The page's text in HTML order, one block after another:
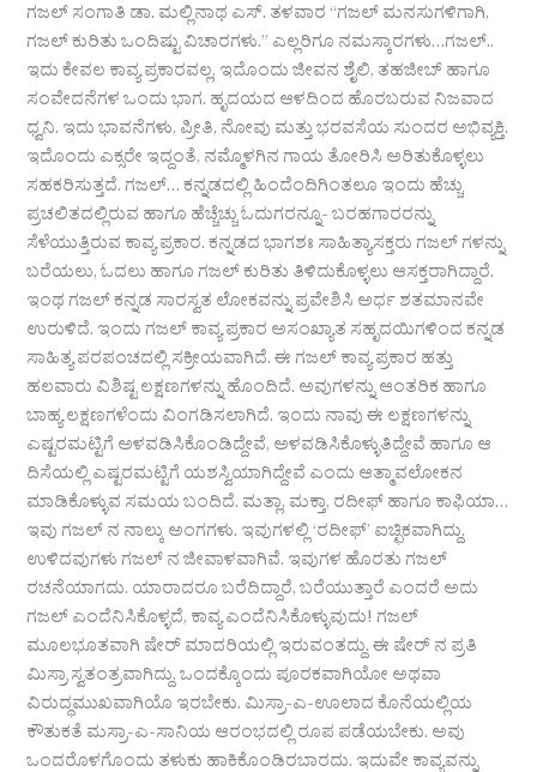
ಗಜಲ್‌ ಸಂಗಾತಿ ಡಾ. ಮಲ್ಲಿನಾಥ ಎಸ್. ತಳವಾರ “ಗಜಲ್ ಮನಸುಗಳಿಗಾಗಿ,
ಗಜಲ್ ಕುರಿತು ಒಂದಿಷ್ಟು ವಿಚಾರಗಳು.” ಎಲ್ಲರಿಗೂ ನಮಸ್ಕಾರಗಳು…ಗಜಲ್..
ಇದು ಕೇವಲ ಕಾವ್ಯ ಪ್ರಕಾರವಲ್ಲ, ಇದೊಂದು ಜೀವನ ಶೈಲಿ, ತಹಜೀಬ್ ಹಾಗೂ
ಸಂವೇದನೆಗಳ ಒಂದು ಭಾಗ. ಹೃದಯದ ಆಳದಿಂದ ಹೊರಬರುವ ನಿಜವಾದ
ಧ್ವನಿ. ಇದು ಭಾವನೆಗಳು, ಪ್ರೀತಿ, ನೋವು ಮತ್ತು ಭರವಸೆಯ ಸುಂದರ ಅಭಿವ್ಯಕ್ತಿ.
ಇದೊಂದು ಎಕ್ಸರೇ ಇದ್ದಂತೆ, ನಮ್ಮೊಳಗಿನ ಗಾಯ ತೋರಿಸಿ ಅರಿತುಕೊಳ್ಳಲು
ಸಹಕರಿಸುತ್ತದೆ. ಗಜಲ್… ಕನ್ನಡದಲ್ಲಿ ಹಿಂದೆಂದಿಗಿಂತಲೂ ಇಂದು ಹೆಚ್ಚು
ಪ್ರಚಲಿತದಲ್ಲಿರುವ ಹಾಗೂ ಹೆಚ್ಚೆಚ್ಚು ಓದುಗರನ್ನೂ- ಬರಹಗಾರರನ್ನು
ಸೆಳೆಯುತ್ತಿರುವ ಕಾವ್ಯ ಪ್ರಕಾರ. ಕನ್ನಡದ ಭಾಗಶಃ ಸಾಹಿತ್ಯಾಸಕ್ತರು ಗಜಲ್ ಗಳನ್ನು
ಬರೆಯಲು, ಓದಲು ಹಾಗೂ ಗಜಲ್ ಕುರಿತು ತಿಳಿದುಕೊಳ್ಳಲು ಆಸಕ್ತರಾಗಿದ್ದಾರೆ.
ಇಂಥ ಗಜಲ್ ಕನ್ನಡ ಸಾರಸ್ವತ ಲೋಕವನ್ನು ಪ್ರವೇಶಿಸಿ ಅರ್ಧ ಶತಮಾನವೇ
ಉರುಳಿದೆ. ಇಂದು ಗಜಲ್ ಕಾವ್ಯ ಪ್ರಕಾರ ಅಸಂಖ್ಯಾತ ಸಹೃದಯಿಗಳಿಂದ ಕನ್ನಡ
ಸಾಹಿತ್ಯ ಪರಪಂಚದಲ್ಲಿ ಸಕ್ರೀಯವಾಗಿದೆ. ಈ ಗಜಲ್ ಕಾವ್ಯ ಪ್ರಕಾರ ಹತ್ತು
ಹಲವಾರು ವಿಶಿಷ್ಟ ಲಕ್ಷಣಗಳನ್ನು ಹೊಂದಿದೆ. ಅವುಗಳನ್ನು ಆಂತರಿಕ ಹಾಗೂ
ಬಾಹ್ಯ ಲಕ್ಷಣಗಳೆಂದು ವಿಂಗಡಿಸಲಾಗಿದೆ. ಇಂದು ನಾವು ಈ ಲಕ್ಷಣಗಳನ್ನು
ಎಷ್ಟರಮಟ್ಟಿಗೆ ಅಳವಡಿಸಿಕೊಂಡಿದ್ದೇವೆ, ಅಳವಡಿಸಿಕೊಳ್ಳುತಿದ್ದೇವೆ ಹಾಗೂ ಆ
ದಿಸೆಯಲ್ಲಿ ಎಷ್ಟರಮಟ್ಟಿಗೆ ಯಶಸ್ವಿಯಾಗಿದ್ದೇವೆ ಎಂದು ಆತ್ಮಾವಲೋಕನ
ಮಾಡಿಕೊಳ್ಳುವ ಸಮಯ ಬಂದಿದೆ. ಮತ್ಲಾ, ಮಕ್ತಾ, ರದೀಫ್ ಹಾಗೂ ಕಾಫಿಯಾ…
ಇವು ಗಜಲ್ ನ ನಾಲ್ಕು ಅಂಗಗಳು. ಇವುಗಳಲ್ಲಿ ‘ರದೀಫ್’ ಐಚ್ಛಿಕವಾಗಿದ್ದು,
ಉಳಿದವುಗಳು ಗಜಲ್ ನ ಜೀವಾಳವಾಗಿವೆ. ಇವುಗಳ ಹೊರತು ಗಜಲ್
ರಚನೆಯಾಗದು. ಯಾರಾದರೂ ಬರೆದಿದ್ದಾರೆ, ಬರೆಯುತ್ತಾರೆ ಎಂದರೆ ಅದು
ಗಜಲ್ ಎಂದೆನಿಸಿಕೊಳ್ಳದೆ, ಕಾವ್ಯ ಎಂದೆನಿಸಿಕೊಳ್ಳುವುದು! ಗಜಲ್
ಮೂಲಭೂತವಾಗಿ ಷೇರ್ ಮಾದರಿಯಲ್ಲಿ ಇರುವಂತದ್ದು. ಈ ಷೇರ್ ನ ಪ್ರತಿ
ಮಿಸ್ರಾ ಸ್ವತಂತ್ರವಾಗಿದ್ದು, ಒಂದಕ್ಕೊಂದು ಪೂರಕವಾಗಿಯೋ ಅಥವಾ
ವಿರುದ್ಧಮುಖವಾಗಿಯೊ ಇರಬೇಕು. ಮಿಸ್ರಾ-ಎ-ಊಲಾದ ಕೊನೆಯಲ್ಲಿಯ
ಕೌತುಕತೆ ಮಸ್ರಾ-ಎ-ಸಾನಿಯ ಆರಂಭದಲ್ಲಿ ರೂಪ ಪಡೆಯಬೇಕು. ಅವು
ಒಂದರೊಳಗೊಂದು ತಳುಕು ಹಾಕಿಕೊಂಡಿರಬಾರದು. ಇದುವೇ ಕಾವ್ಯವನ್ನು